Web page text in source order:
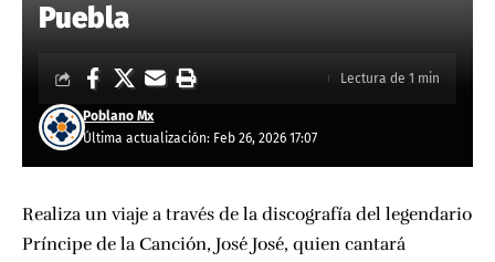
Puebla
Última actualización: Feb 26, 2026 17:07
Poblano Mx
Lectura de 1 min
Realiza un viaje a través de la discografía del legendario
Príncipe de la Canción, José José, quien cantará